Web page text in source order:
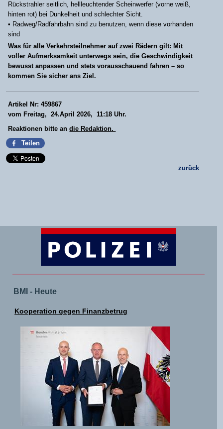
Rückstrahler seitlich, hellleuchtender Scheinwerfer (vorne weiß,
hinten rot) bei Dunkelheit und schlechter Sicht.
• Radweg/Radfahrbahn sind zu benutzen, wenn diese vorhanden
sind
Was für alle Verkehrsteilnehmer auf zwei Rädern gilt: Mit
voller Aufmerksamkeit unterwegs sein, die Geschwindigkeit
bewusst anpassen und stets vorausschauend fahren – so
kommen Sie sicher ans Ziel.
Artikel Nr: 459867
vom Freitag, 24.April 2026, 11:18 Uhr.
Reaktionen bitte andie Redaktion.
Teilen
zurück
BMI - Heute
Kooperation gegen Finanzbetrug